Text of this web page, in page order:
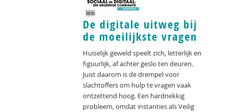
De digitale uitweg bij
de moeilijkste vragen
Huiselijk geweld speelt zich, letterlijk en
figuurlijk, af achter geslo­ ten deuren.
Juist daarom is de drempel voor
slachtoffers om hulp te vragen vaak
ontzettend hoog. Een hardnekkig
probleem, omdat instanties als Veilig